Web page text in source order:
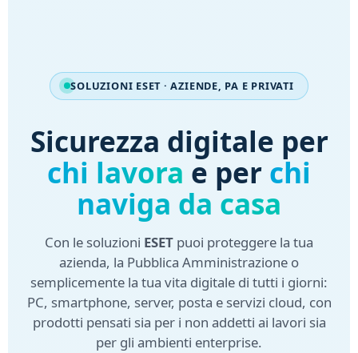
SOLUZIONI ESET · AZIENDE, PA E PRIVATI
Sicurezza digitale per
chi lavora e per chi
naviga da casa
Con le soluzioni ESET puoi proteggere la tua
azienda, la Pubblica Amministrazione o
semplicemente la tua vita digitale di tutti i giorni:
PC, smartphone, server, posta e servizi cloud, con
prodotti pensati sia per i non addetti ai lavori sia
per gli ambienti enterprise.